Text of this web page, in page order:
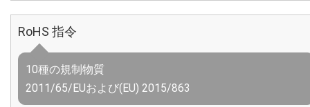
RoHS 指令
10種の規制物質
2011/65/EUおよび(EU) 2015/863